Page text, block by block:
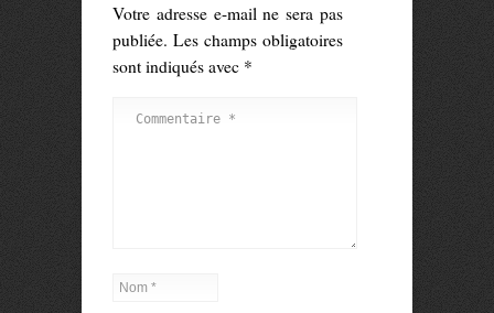
Votre adresse e-mail ne sera pas
publiée. Les champs obligatoires
sont indiqués avec *